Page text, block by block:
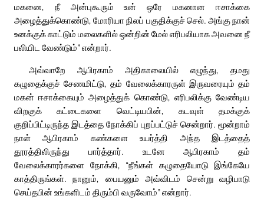
மகனை, நீ அன்புகூரும் உன் ஒரே மகனான ஈசாக்கை
அழைத்துக்கொண்டு, மோரியா நிலப் பகுதிக்குச் செல். அங்கு நான்
உனக்குக் காட்டும் மலைகளில் ஒன்றின் மேல் எரிபலியாக அவனை நீ
பலியிட வேண்டும்” என்றார்.
அவ்வாறே ஆபிரகாம் அதிகாலையில் எழுந்து, தமது
கழுதைக்குச் சேணமிட்டு, தம் வேலைக்காரருள் இருவரையும் தம்
மகன் ஈசாக்கையும் அழைத்துக் கொண்டு, எரிபலிக்கு வேண்டிய
விறகுக் கட்டைகளை வெட்டியபின், கடவுள் தமக்குக்
குறிப்பிட்டிருந்த இடத்தை நோக்கிப் புறப்பட்டுச் சென்றார். மூன்றாம்
நாள் ஆபிரகாம் கண்களை உயர்த்தி அந்த இடத்தைத்
தூரத்திலிருந்து பார்த்தார். உடனே ஆபிரகாம் தம்
வேலைக்காரர்களை நோக்கி, “நீங்கள் கழுதையோடு இங்கேயே
காத்திருங்கள். நானும், பையனும் அவ்விடம் சென்று வழிபாடு
செய்தபின் உங்களிடம் திரும்பி வருவோம்” என்றார்.